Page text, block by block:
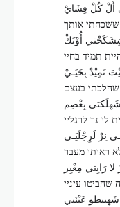
أَلْ كُلْ فِشَايْ
ששכחתי אותך
أُوْتَكْ
תמיד בחיי
تَمِيْدْ بِحَيَـيْ
בעצם
بِعْصِم
לי נר לרגליי
نِرْ لَرِجْلَيَـي
ראיתי מעבר
رَايِتي مِعْبِر
שהביטו עיניי
شَهبيطو عَيْنَيي